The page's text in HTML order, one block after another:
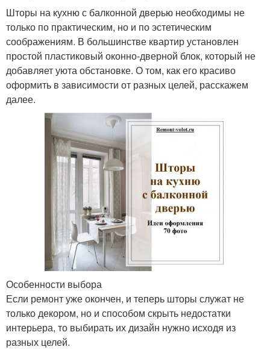
Шторы на кухню с балконной дверью необходимы не
только по практическим, но и по эстетическим
соображениям. В большинстве квартир установлен
простой пластиковый оконно-дверной блок, который не
добавляет уюта обстановке. О том, как его красиво
оформить в зависимости от разных целей, расскажем
далее.
Особенности выбора
Если ремонт уже окончен, и теперь шторы служат не
только декором, но и способом скрыть недостатки
интерьера, то выбирать их дизайн нужно исходя из
разных целей.